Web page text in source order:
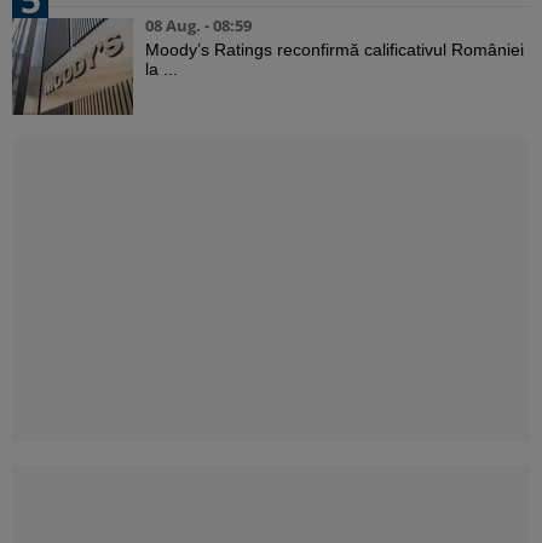
08 Aug. - 08:59
Moody’s Ratings reconfirmă calificativul României
la ...